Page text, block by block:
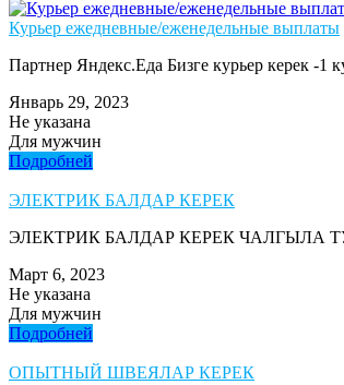
Курьер ежедневные/еженедельные выплаты
Партнер Яндекс.Еда Бизге курьер керек -
Январь 29, 2023
Не указана
Для мужчин
Подробней
ЭЛЕКТРИК БАЛДАР КЕРЕК
ЭЛЕКТРИК БАЛДАР КЕРЕК ЧАЛГЫЛА
Март 6, 2023
Не указана
Для мужчин
Подробней
ОПЫТНЫЙ ШВЕЯЛАР КЕРЕК